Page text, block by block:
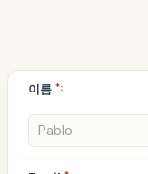
이름 *: